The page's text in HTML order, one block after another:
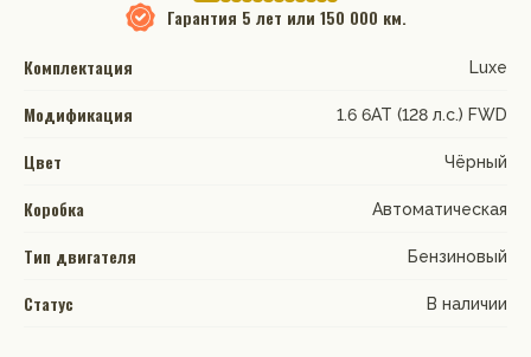
Гарантия 5 лет или 150 000 км.
Комплектация
Luxe
Модификация 1.6 6AT (128 л.с.) FWD
Цвет Чёрный
Коробка Автоматическая
Тип двигателя Бензиновый
Статус В наличии